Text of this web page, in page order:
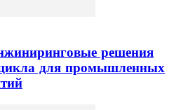
решения
для промышленных